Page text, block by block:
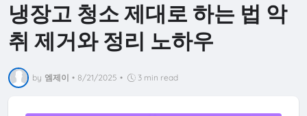
냉장고 청소 제대로 하는 법 악
취 제거와 정리 노하우
by 엠제이 • 8/21/2025 • 3 min read